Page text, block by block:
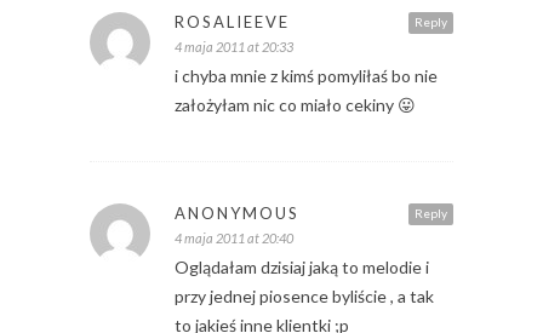
Reply
ROSALIEEVE
4 maja 2011 at 20:33
i chyba mnie z kimś pomyliłaś bo nie
założyłam nic co miało cekiny 😛
Reply
ANONYMOUS
4 maja 2011 at 20:40
Oglądałam dzisiaj jaką to melodie i
przy jednej piosence byliście , a tak
to jakieś inne klientki ;p